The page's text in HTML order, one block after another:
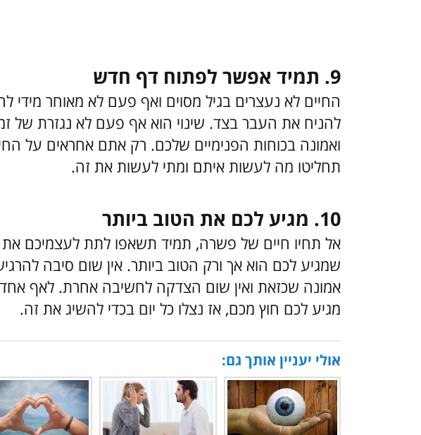
9. תמיד אפשר לפתוח דף חדש
החיים לא נעצרים בגיל מסוים ואף פעם לא מאוחר מידי
להניח את העבר בצד. שינוי הוא אף פעם לא נגזרת של
ואמונה בכוחות הפנימיים שלכם. רק אתם אחראים על
תחליטו מה לעשות איתם ומתי לעשות את זה.
10. מגיע לכם את הטוב ביותר
אל תחיו חיים של פשרה, תמיד תשאפו לתת לעצמיכם
שמגיע לכם הוא אך ורק הטוב ביותר. אין שום סיבה
אמונה שכזאת ואין שום הצדקה לחשיבה אחרת. לאף אחד
מגיע לכם חוץ מכם, אז נצלו כל יום בכדי להשיג את זה.
אולי יעניין אותך גם: